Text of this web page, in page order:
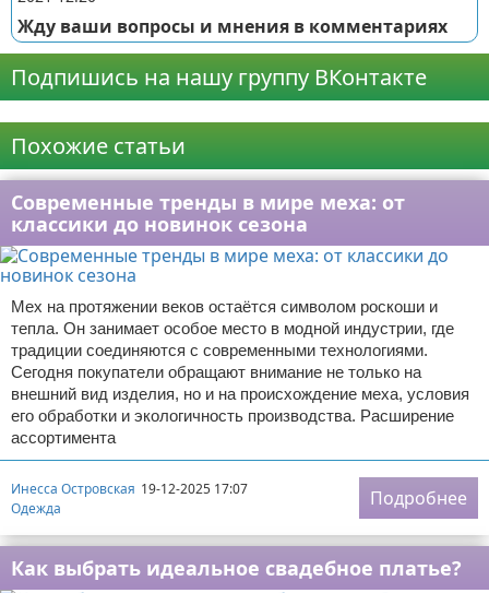
Жду ваши вопросы и мнения в комментариях
Подпишись на нашу группу ВКонтакте
Похожие статьи
Современные тренды в мире меха: от
классики до новинок сезона
Мех на протяжении веков остаётся символом роскоши и
тепла. Он занимает особое место в модной индустрии, где
традиции соединяются с современными технологиями.
Сегодня покупатели обращают внимание не только на
внешний вид изделия, но и на происхождение меха, условия
его обработки и экологичность производства. Расширение
ассортимента
Инесса Островская 19-12-2025 17:07
Одежда
Подробнее
Как выбрать идеальное свадебное платье?